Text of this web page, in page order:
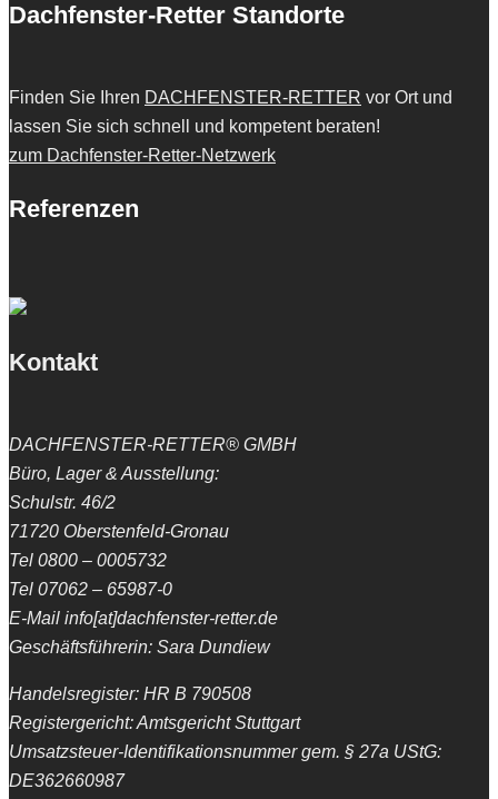
Dachfenster-Retter Standorte
Finden Sie Ihren DACHFENSTER-RETTER vor Ort und
lassen Sie sich schnell und kompetent beraten!
zum Dachfenster-Retter-Netzwerk
Referenzen
Kontakt
DACHFENSTER-RETTER® GMBH
Büro, Lager & Ausstellung:
Schulstr. 46/2
71720 Oberstenfeld-Gronau
Tel 0800 – 0005732
Tel 07062 – 65987-0
E-Mail info[at]dachfenster-retter.de
Geschäftsführerin: Sara Dundiew
Handelsregister: HR B 790508
Registergericht: Amtsgericht Stuttgart
Umsatzsteuer-Identifikationsnummer gem. § 27a UStG:
DE362660987